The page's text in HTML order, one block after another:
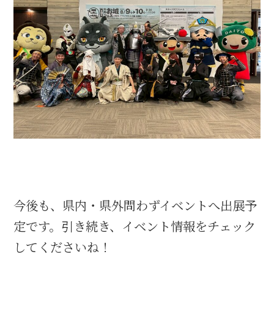
今後も、県内・県外問わずイベントへ出展予
定です。引き続き、イベント情報をチェック
してくださいね！